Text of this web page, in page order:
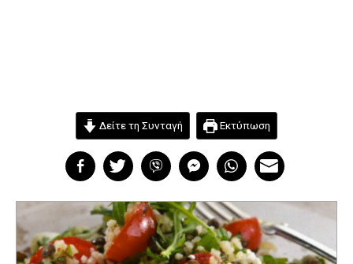
Δείτε τη Συνταγή Εκτύπωση